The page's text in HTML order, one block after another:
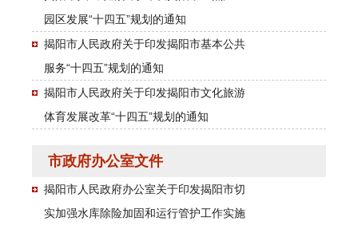
园区发展“十四五”规划的通知
揭阳市人民政府关于印发揭阳市基本公共
服务“十四五”规划的通知
揭阳市人民政府关于印发揭阳市文化旅游
体育发展改革“十四五”规划的通知
市政府办公室文件
揭阳市人民政府办公室关于印发揭阳市切
实加强水库除险加固和运行管护工作实施